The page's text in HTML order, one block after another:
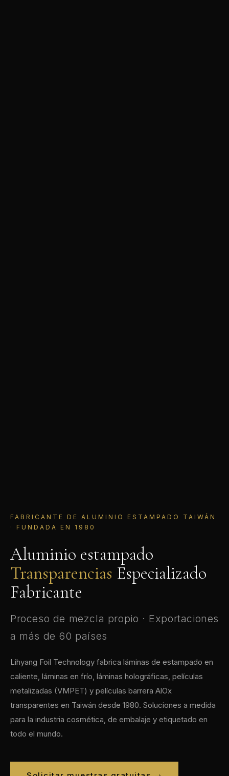
FABRICANTE DE ALUMINIO ESTAMPADO TAIWÁN
· FUNDADA EN 1980
Aluminio estampado
Transparencias Especializado
Fabricante
Proceso de mezcla propio · Exportaciones
a más de 60 países
Lihyang Foil Technology fabrica láminas de estampado en
caliente, láminas en frío, láminas holográficas, películas
metalizadas (VMPET) y películas barrera AlOx
transparentes en Taiwán desde 1980. Soluciones a medida
para la industria cosmética, de embalaje y etiquetado en
todo el mundo.